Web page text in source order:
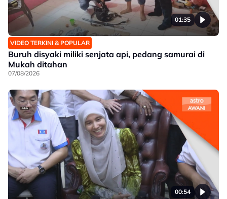
01:35
VIDEO TERKINI & POPULAR
Buruh disyaki miliki senjata api, pedang samurai di
Mukah ditahan
07/08/2026
00:54